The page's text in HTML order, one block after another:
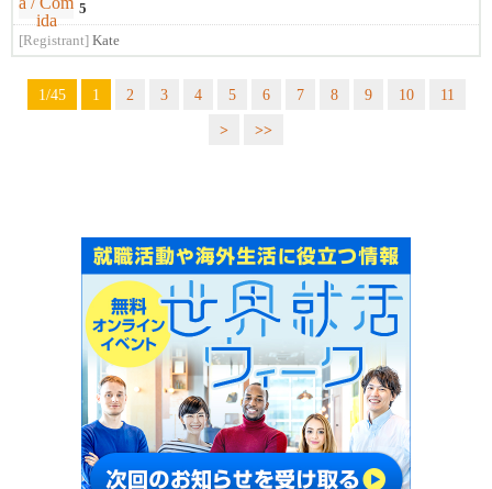
5
[Registrant] Kate
1/45 1 2 3 4 5 6 7 8 9 10
11
>
>>